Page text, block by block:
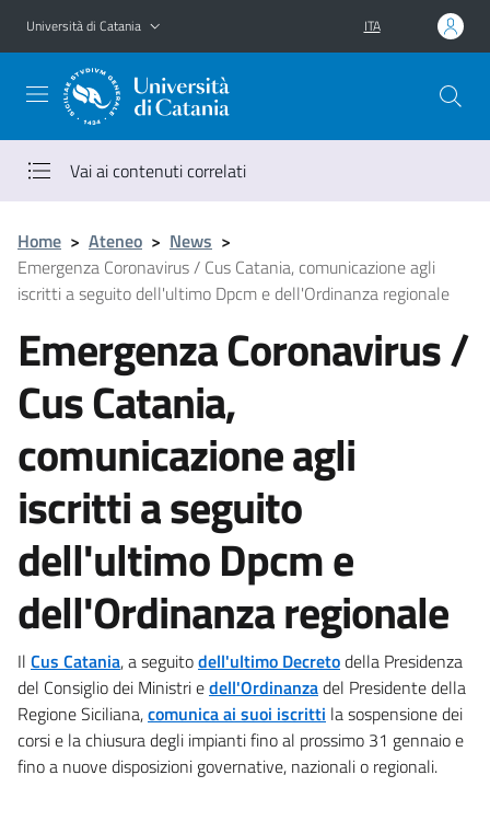
Vai al contenuto principale
Vai al menu di navigazione
Università di Catania ITA
Vai ai contenuti correlati
Home > Ateneo > News >
Emergenza Coronavirus / Cus Catania, comunicazione agli
iscritti a seguito dell'ultimo Dpcm e dell'Ordinanza regionale
Emergenza Coronavirus /
Cus Catania,
comunicazione agli
iscritti a seguito
dell'ultimo Dpcm e
dell'Ordinanza regionale
Il Cus Catania, a seguitodell'ultimo Decretodella Presidenza
del Consiglio dei Ministri edell'Ordinanzadel Presidente della
Regione Siciliana,comunica ai suoi iscritti la sospensione dei
corsi e la chiusura degli impianti fino al prossimo 31 gennaio e
fino a nuove disposizioni governative, nazionali o regionali.